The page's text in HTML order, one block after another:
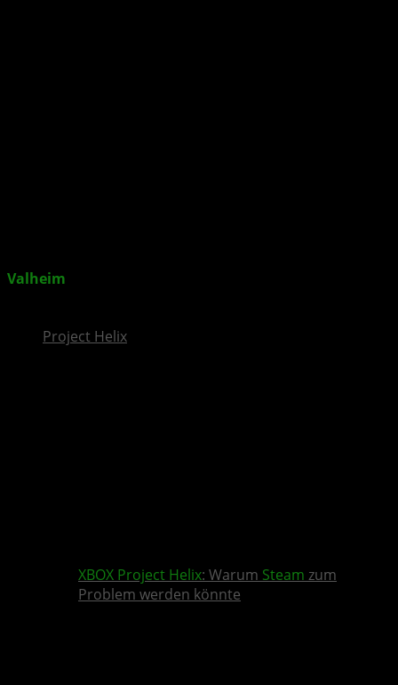
Valheim
Project Helix
XBOX Project Helix: Warum Steam zum
Problem werden könnte